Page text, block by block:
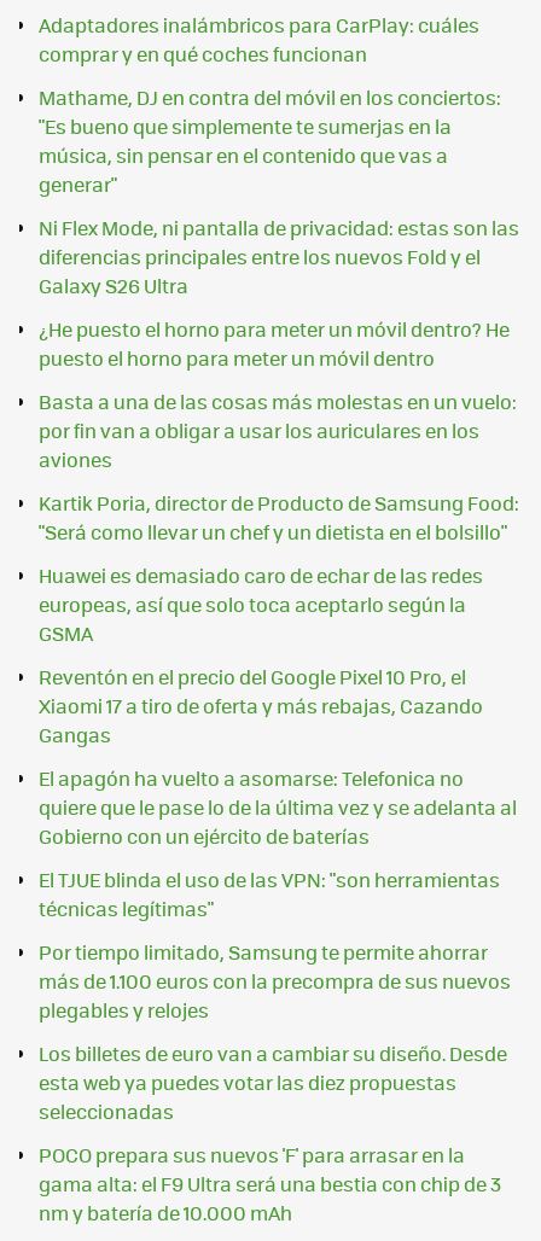
Adaptadores inalámbricos para CarPlay: cuáles
comprar y en qué coches funcionan
Mathame, DJ en contra del móvil en los conciertos:
"Es bueno que simplemente te sumerjas en la
música, sin pensar en el contenido que vas a
generar"
Ni Flex Mode, ni pantalla de privacidad: estas son las
diferencias principales entre los nuevos Fold y el
Galaxy S26 Ultra
¿He puesto el horno para meter un móvil dentro? He
puesto el horno para meter un móvil dentro
Basta a una de las cosas más molestas en un vuelo:
por fin van a obligar a usar los auriculares en los
aviones
Kartik Poria, director de Producto de Samsung Food:
"Será como llevar un chef y un dietista en el bolsillo"
Huawei es demasiado caro de echar de las redes
europeas, así que solo toca aceptarlo según la
GSMA
Reventón en el precio del Google Pixel 10 Pro, el
Xiaomi 17 a tiro de oferta y más rebajas, Cazando
Gangas
El apagón ha vuelto a asomarse: Telefonica no
quiere que le pase lo de la última vez y se adelanta al
Gobierno con un ejército de baterías
El TJUE blinda el uso de las VPN: "son herramientas
técnicas legítimas"
Por tiempo limitado, Samsung te permite ahorrar
más de 1.100 euros con la precompra de sus nuevos
plegables y relojes
Los billetes de euro van a cambiar su diseño. Desde
esta web ya puedes votar las diez propuestas
seleccionadas
POCO prepara sus nuevos 'F' para arrasar en la
gama alta: el F9 Ultra será una bestia con chip de 3
nm y batería de 10.000 mAh